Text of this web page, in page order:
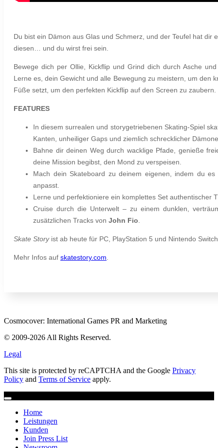
Du bist ein Dämon aus Glas und Schmerz, und der Teufel hat
diesen… und du wirst frei sein.
Bewege dich per Ollie, Kickflip und Grind dich durch Asche
Lerne es, dein Gewicht und alle Bewegung zu meistern, um den
Füße setzt, um den perfekten Kickflip auf den Screen zu zaubern.
FEATURES
In diesem surrealen und storygetriebenen Skating-Spiel
Kanten, unheiliger Gaps und ziemlich schrecklicher
Bahne dir deinen Weg durch wacklige Pfade, genieße
deine Mission begibst, den Mond zu verspeisen.
Mach dein Skateboard zu deinem eigenen, indem du
anpasst.
Lerne und perfektioniere ein komplettes Set authentischer
Cruise durch die Unterwelt – zu einem dunklen,
zusätzlichen Tracks von John Fio
Skate Storyist ab heute für PC, PlayStation 5 und Nintendo
Mehr Infos auf skatestory.com
Cosmocover: International Games PR and Marketing
© 2009-2026 All Rights Reserved.
Legal
This site is protected by reCAPTCHA and the Google Privacy
Policy and Terms of Service apply.
Home
Leistungen
Kunden
Join Press List